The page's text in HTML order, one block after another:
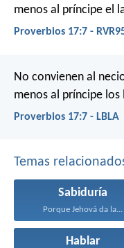
menos al príncipe el
Proverbios 17:7 -
No convienen al
menos al príncipe
Proverbios 17:7 - LBLA
Temas
Sabiduría
Porque Jehová da la...
Hablar